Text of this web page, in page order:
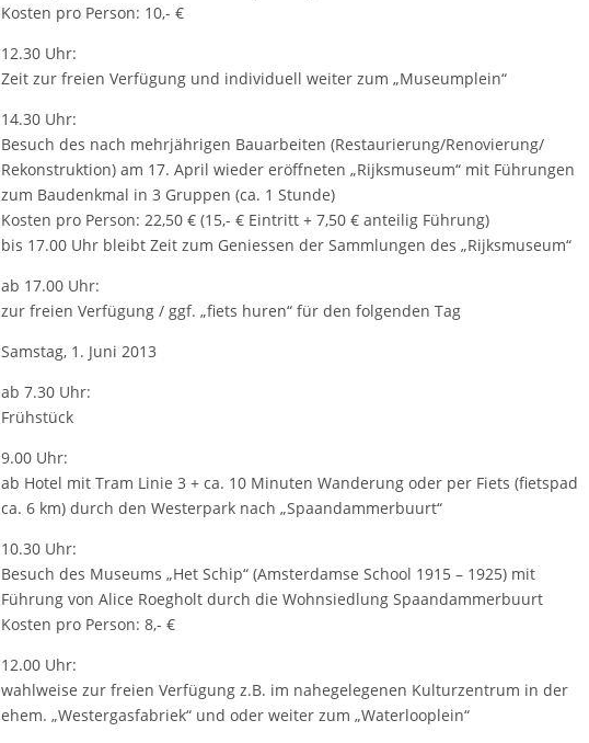
Kosten pro Person: 10,- €
12.30 Uhr:
Zeit zur freien Verfügung und individuell weiter zum „Museumplein“
14.30 Uhr:
Besuch des nach mehrjährigen Bauarbeiten (Restaurierung/Renovierung/
Rekonstruktion) am 17. April wieder eröffneten „Rijksmuseum“ mit Führungen
zum Baudenkmal in 3 Gruppen (ca. 1 Stunde)
Kosten pro Person: 22,50 € (15,- € Eintritt + 7,50 € anteilig Führung)
bis 17.00 Uhr bleibt Zeit zum Geniessen der Sammlungen des „Rijksmuseum“
ab 17.00 Uhr:
zur freien Verfügung / ggf. „fiets huren“ für den folgenden Tag
Samstag, 1. Juni 2013
ab 7.30 Uhr:
Frühstück
9.00 Uhr:
ab Hotel mit Tram Linie 3 + ca. 10 Minuten Wanderung oder per Fiets (fietspad
ca. 6 km) durch den Westerpark nach „Spaandammerbuurt“
10.30 Uhr:
Besuch des Museums „Het Schip“ (Amsterdamse School 1915 – 1925) mit
Führung von Alice Roegholt durch die Wohnsiedlung Spaandammerbuurt
Kosten pro Person: 8,- €
12.00 Uhr:
wahlweise zur freien Verfügung z.B. im nahegelegenen Kulturzentrum in der
ehem. „Westergasfabriek“ und oder weiter zum „Waterlooplein“